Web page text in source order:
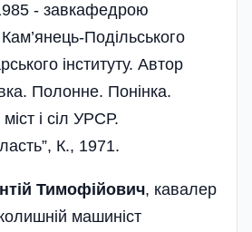
- завкафедрою
Подільського
інституту. Автор
Полонне. Понінка.
міст і сіл УРСР.
К., 1971.
Тимофійович, кавалер
машиніст